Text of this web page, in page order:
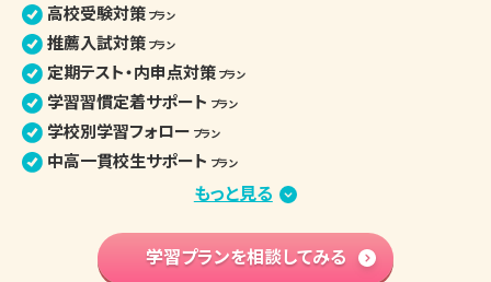
高校受験対策 プラン
推薦入試対策 プラン
定期テスト・内申点対策 プラン
学習習慣定着サポート プラン
学校別学習フォロー プラン
中高一貫校生サポート プラン
学習内容 基礎固め プラン
もっと見る
学習プランを相談してみる